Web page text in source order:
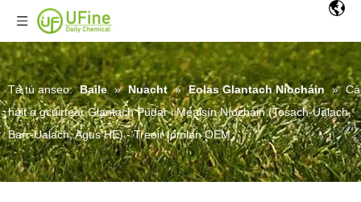
Tá tú anseo: Baile » Nuacht » Eolas Glantach Níocháin » Cá
háit a gcuirtear Glantach Púdar i Meaisín Níocháin (Tosach-Ualach,
Barr-Ualach, Agus HE) - Treoir Iomlán OEM